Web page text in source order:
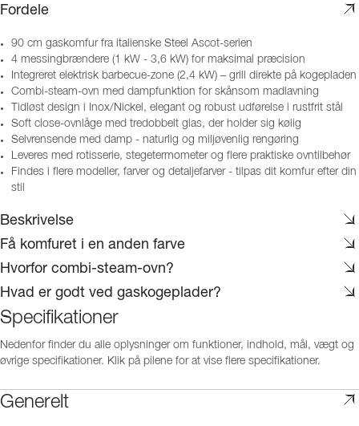
Fordele
90 cm gaskomfur fra italienske Steel Ascot-serien
4 messingbrændere (1 kW - 3,6 kW) for maksimal præcision
Integreret elektrisk barbecue-zone (2,4 kW) – grill direkte på kogepladen
Combi-steam-ovn med dampfunktion for skånsom madlavning
Tidløst design i Inox/Nickel, elegant og robust udførelse i rustfrit stål
Soft close-ovnlåge med tredobbelt glas, der holder sig kølig
Selvrensende med damp - naturlig og miljøvenlig rengøring
Leveres med rotisserie, stegetermometer og flere praktiske ovntilbehør
Findes i flere modeller, farver og detaljefarver - tilpas dit komfur efter din
stil
Beskrivelse
Få komfuret i en anden farve
Hvorfor combi-steam-ovn?
Hvad er godt ved gaskogeplader?
Specifikationer
Nedenfor finder du alle oplysninger om funktioner, indhold, mål, vægt og
øvrige specifikationer. Klik på pilene for at vise flere specifikationer.
Generelt